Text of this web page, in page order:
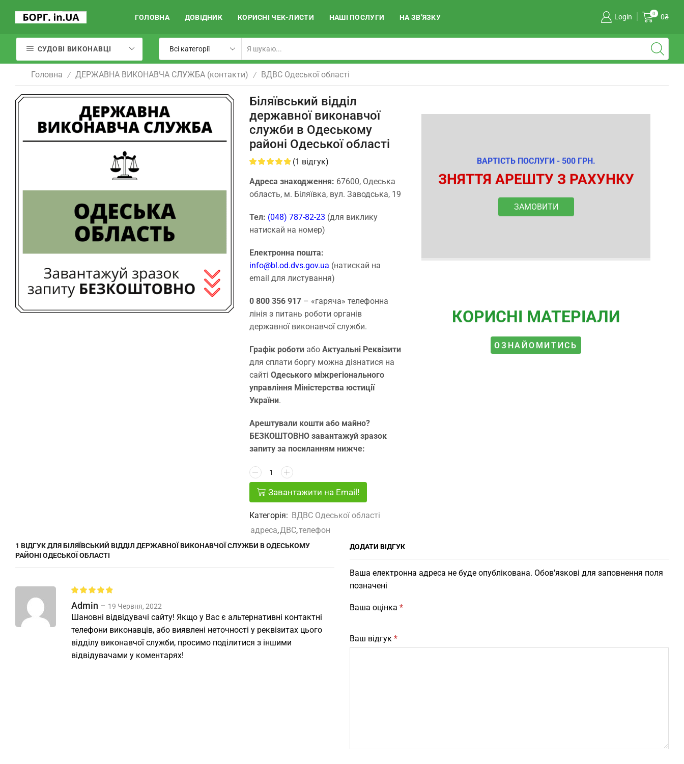
ГОЛОВНА ДОВІДНИК КОРИСНІ ЧЕК-ЛИСТИ НАШІ ПОСЛУГИ НА ЗВ’ЯЗКУ Login 0 0₴
СУДОВІ ВИКОНАВЦІ
Головна / ДЕРЖАВНА ВИКОНАВЧА СЛУЖБА (контакти) / ВДВС Одеської області
Біляївський відділ
державної виконавчої
служби в Одеському
районі Одеської області
(1 відгук)
Адреса знаходження: 67600, Одеська
область, м. Біляївка, вул. Заводська, 19
Тел: (048) 787-82-23 (для виклику
натискай на номер)
Електронна пошта:
info@bl.od.dvs.gov.ua (натискай на
email для листування)
0 800 356 917– «гаряча» телефонна
лінія з питань роботи органів
державної виконавчої служби.
Графік роботиабо Актуальні Реквізити
для сплати боргу можна дізнатися на
сайті Одеського міжрегіонального
управління Міністерства юстиції
України.
Арештували кошти або майно?
БЕЗКОШТОВНО завантажуй зразок
запиту за посиланням нижче:
Завантажити на Email!
Категорія: ВДВС Одеської області
адреса,ДВС,телефон
ВАРТІСТЬ ПОСЛУГИ - 500 ГРН.
ЗНЯТТЯ АРЕШТУ З РАХУНКУ
ЗАМОВИТИ
КОРИСНІ МАТЕРІАЛИ
ОЗНАЙОМИТИСЬ
1 ВІДГУК ДЛЯБІЛЯЇВСЬКИЙ ВІДДІЛ ДЕРЖАВНОЇ ВИКОНАВЧОЇ СЛУЖБИ В ОДЕСЬКОМУ
РАЙОНІ ОДЕСЬКОЇ ОБЛАСТІ
Admin – 19 Червня, 2022
Шановні відвідувачі сайту! Якщо у Вас є альтернативні контактні
телефони виконавців, або виявлені неточності у реквізитах цього
відділу виконавчої служби, просимо поділитися з іншими
відвідувачами у коментарях!
ДОДАТИ ВІДГУК
Ваша електронна адреса не буде опублікована. Обов'язкові для заповнення поля
позначені
Ваша оцінка *
Ваш відгук *